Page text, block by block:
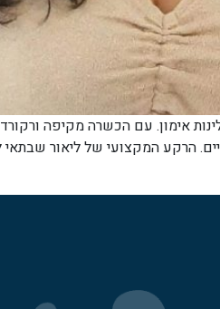
אימון. עם הכשרה מקיפה
הרקע המקצועי של ליאור שבתאי